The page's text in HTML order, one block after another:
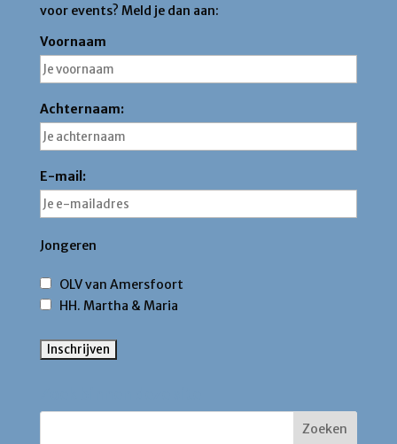
voor events? Meld je dan aan:
Voornaam
Achternaam:
E-mail:
Jongeren
OLV van Amersfoort
HH. Martha & Maria